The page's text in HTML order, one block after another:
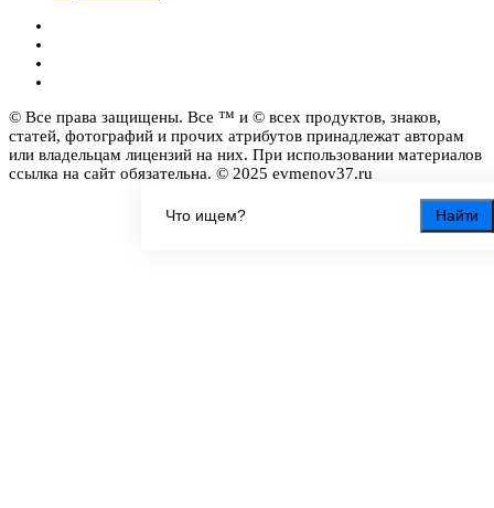
Найти
© Все права защищены. Все ™ и © всех продуктов, знаков,
статей, фотографий и прочих атрибутов принадлежат авторам
или владельцам лицензий на них. При использовании материалов
ссылка на сайт обязательна. © 2025 evmenov37.ru